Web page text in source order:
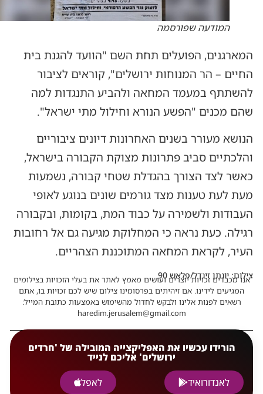
המודעה שפורסמה
המארגנים, הפועלים תחת השם "הוועד להגנת בית
החיים – הר המנוחות ירושלים", קוראים לציבור
להשתתף במעמד המחאה ולהביע התנגדות למה
שהם מכנים "הפשע הנורא וחילול מתי ישראל".
הנושא מעורר בשנים האחרונות דיונים ציבוריים
והלכתיים סביב פתרונות מצוקת הקבורה בישראל,
כאשר לצד הצורך בהגדלת שטחי קבורה, נשמעות
מעת לעת טענות מצד גורמים שונים בנוגע לאופי
העבודות ולשמירה על כבוד המת, בקומות, ובקבורה
רגילה. כעת נראה כי המחלוקת מגיעה גם אל רחובות
העיר, לקראת המחאה המתוכננת הצהריים.
צילום: יונתן זינדל/פלאש 90
אנו מכבדים זכויות יוצרים ועושים מאמץ לאתר את בעלי הזכויות בצילומים
המגיעים לידינו. אם זיהיתים בפרסומינו צילום שיש לכם זכויות בו, אתם
רשאים לפנות אלינו ולבקש לחדול מהשימוש באמצעות כתובת המייל:
haredim.jerusalem@gmail.com
הורידו עכשיו את האפליקצייה המובילה של 'חרדים
ירושלים' אליכם לנייד
לאנדורואיד
לאפל